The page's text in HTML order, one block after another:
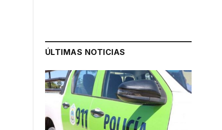
ÚLTIMAS NOTICIAS